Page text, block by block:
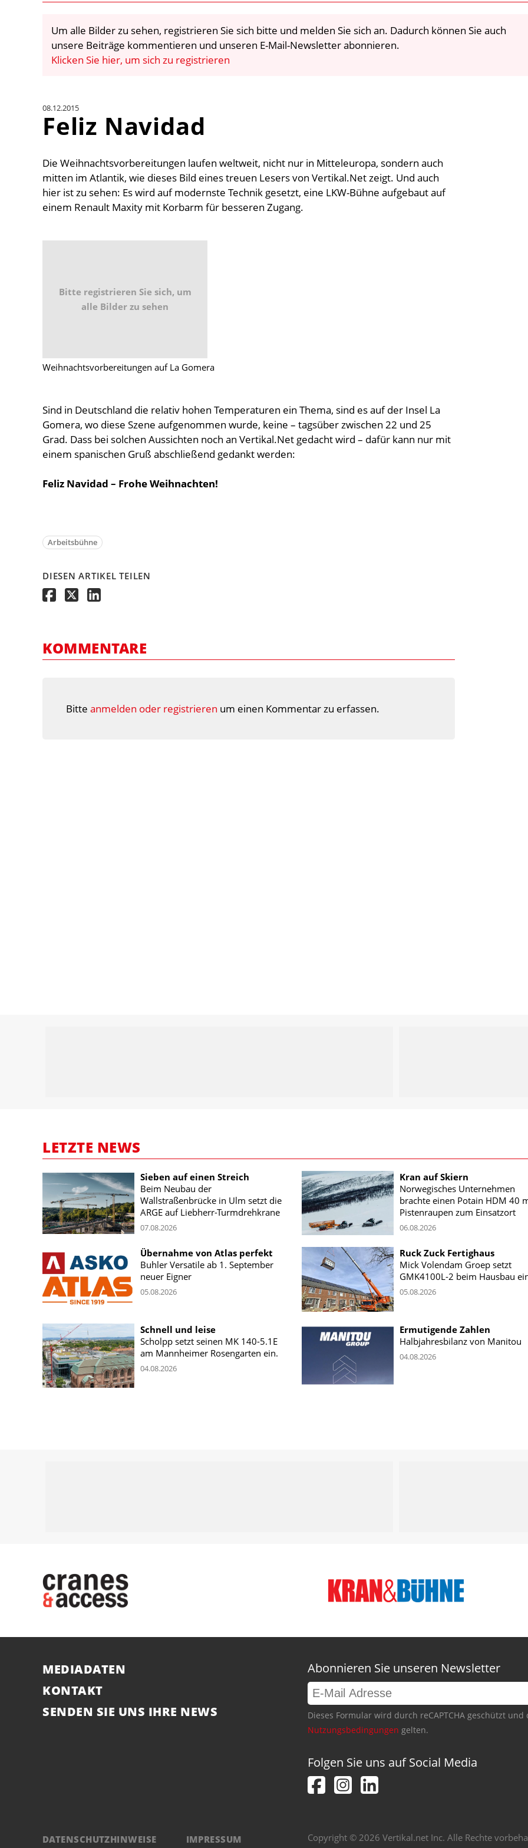
Um alle Bilder zu sehen, registrieren Sie sich bitte und melden Sie sich an. Dadurch können Sie auch
unsere Beiträge kommentieren und unseren E-Mail-Newsletter abonnieren.
Klicken Sie hier, um sich zu registrieren
08.12.2015
Feliz Navidad
Die Weihnachtsvorbereitungen laufen weltweit, nicht nur in Mitteleuropa, sondern auch
mitten im Atlantik, wie dieses Bild eines treuen Lesers von Vertikal.Net zeigt. Und auch
hier ist zu sehen: Es wird auf modernste Technik gesetzt, eine LKW-Bühne aufgebaut auf
einem Renault Maxity mit Korbarm für besseren Zugang.
Bitte registrieren Sie sich, um
alle Bilder zu sehen
Weihnachtsvorbereitungen auf La Gomera
Sind in Deutschland die relativ hohen Temperaturen ein Thema, sind es auf der Insel La
Gomera, wo diese Szene aufgenommen wurde, keine – tagsüber zwischen 22 und 25
Grad. Dass bei solchen Aussichten noch an Vertikal.Net gedacht wird – dafür kann nur mit
einem spanischen Gruß abschließend gedankt werden:
Feliz Navidad – Frohe Weihnachten!
Arbeitsbühne
DIESEN ARTIKEL TEILEN
KOMMENTARE
Bitte anmelden oder registrieren um einen Kommentar zu erfassen.
LETZTE NEWS
Sieben auf einen Streich
Beim Neubau der
Wallstraßenbrücke in Ulm setzt die
ARGE auf Liebherr-Turmdrehkrane
07.08.2026
Kran auf Skiern
Norwegisches Unternehmen
brachte einen Potain HDM 40
Pistenraupen zum Einsatzort
06.08.2026
Übernahme von Atlas perfekt
Buhler Versatile ab 1. September
neuer Eigner
05.08.2026
Ruck Zuck Fertighaus
Mick Volendam Groep setzt
GMK4100L-2 beim Hausbau
05.08.2026
Schnell und leise
Scholpp setzt seinen MK 140-5.1E
am Mannheimer Rosengarten ein.
04.08.2026
Ermutigende Zahlen
Halbjahresbilanz von Manitou
04.08.2026
MEDIADATEN
KONTAKT
SENDEN SIE UNS IHRE NEWS
Abonnieren Sie unseren Newsletter
Dieses Formular wird durch reCAPTCHA geschützt
Nutzungsbedingungen gelten.
Folgen Sie uns auf Social Media
DATENSCHUTZHINWEISE IMPRESSUM Copyright © 2026 Vertikal.net Inc. Alle Rechte